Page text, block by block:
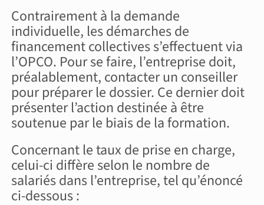
Contrairement à la demande
individuelle, les démarches de
financement collectives s’effectuent via
l’OPCO. Pour se faire, l’entreprise doit,
préalablement, contacter un conseiller
pour préparer le dossier. Ce dernier doit
présenter l’action destinée à être
soutenue par le biais de la formation.
Concernant le taux de prise en charge,
celui-ci diffère selon le nombre de
salariés dans l’entreprise, tel qu’énoncé
ci-dessous :